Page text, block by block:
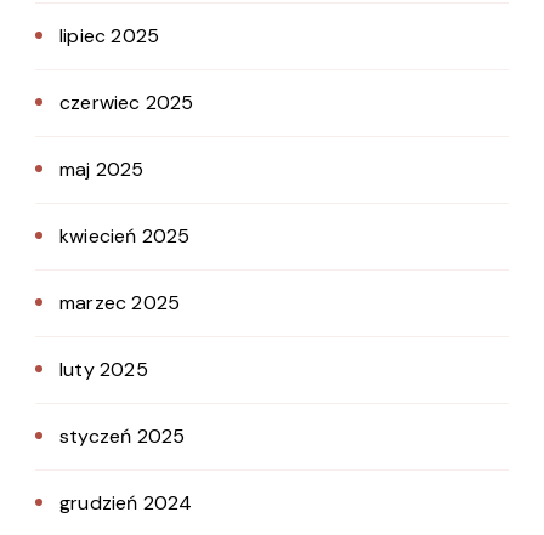
lipiec 2025
czerwiec 2025
maj 2025
kwiecień 2025
marzec 2025
luty 2025
styczeń 2025
grudzień 2024